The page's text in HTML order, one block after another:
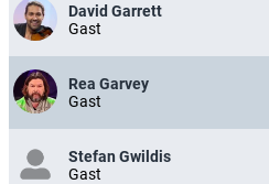
David Garrett
Gast
Rea Garvey
Gast
Stefan Gwildis
Gast